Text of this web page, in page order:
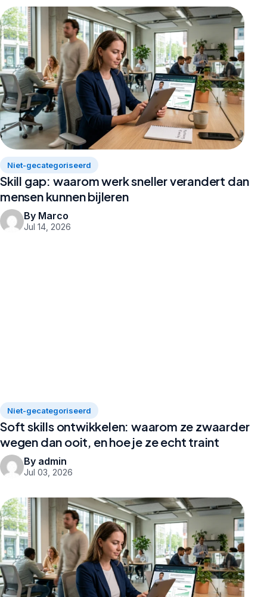
Niet-gecategoriseerd
Skill gap: waarom werk sneller verandert dan
mensen kunnen bijleren
By Marco
Jul 14, 2026
Niet-gecategoriseerd
Soft skills ontwikkelen: waarom ze zwaarder
wegen dan ooit, en hoe je ze echt traint
By admin
Jul 03, 2026